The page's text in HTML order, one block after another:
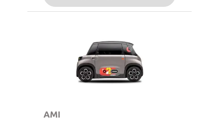
AMI